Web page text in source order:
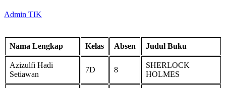
Admin TIK
Nama Lengkap Kelas Absen Judul Buku
Azizulfi Hadi
Setiawan
7D 8
SHERLOCK
HOLMES